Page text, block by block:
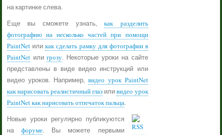
на картинке слева.
Еще вы сможете узнать,как разделить
фотографию на несколько частей при помощи
PaintNetили как сделать рамку для фотографии в
PaintNetилигрозу. Некоторые уроки на сайте
представлены в виде видео инструкций или
видео уроков. Например, видео урок PaintNet
как нарисовать реалистичный глаз иливидео урок
PaintNet как нарисовать отпечаток пальца.
Новые уроки регулярно публикуются
нафоруме. Вы можете первыми